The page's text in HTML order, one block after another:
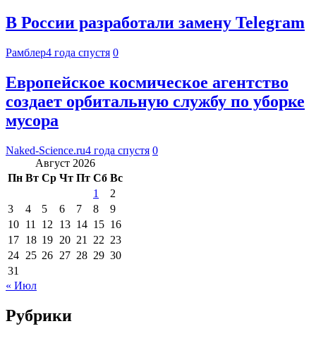
В России разработали замену Telegram
Рамблер4 года спустя 0
Европейское космическое агентство
создает орбитальную службу по уборке
мусора
Naked-Science.ru4 года спустя 0
Август 2026
Пн Вт Ср Чт Пт Сб Вс
1
2
3
4 5 6 7 8
9
10 11 12 13 14 15 16
17 18 19 20 21 22 23
24 25 26 27 28 29 30
31
« Июл
Рубрики